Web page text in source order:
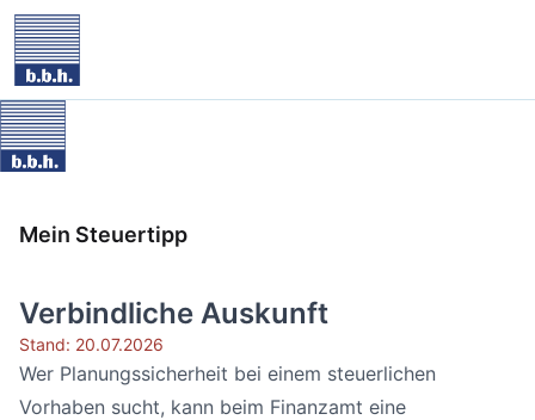
Mein Steuertipp
Verbindliche Auskunft
Stand: 20.07.2026
Wer Planungssicherheit bei einem steuerlichen
Vorhaben sucht, kann beim Finanzamt eine